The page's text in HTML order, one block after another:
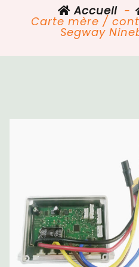
Accueil-
Carte mère /
Segway